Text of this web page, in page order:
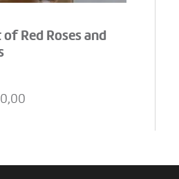
Red Roses and